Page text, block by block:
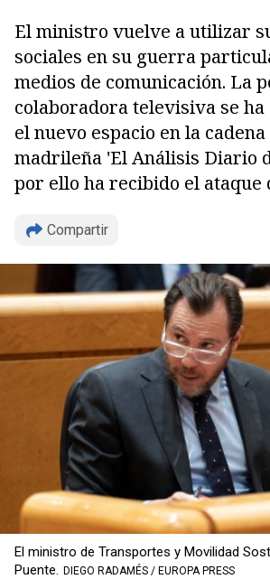
El ministro vuelve a utilizar
sociales en su guerra
medios de comunicación. La
colaboradora televisiva se
el nuevo espacio en la
madrileña 'El Análisis Diario
por ello ha recibido el ataque
Compartir
Copiar
El ministro de Transportes y Movilidad
Puente. DIEGO RADAMÉS / EUROPA PRESS